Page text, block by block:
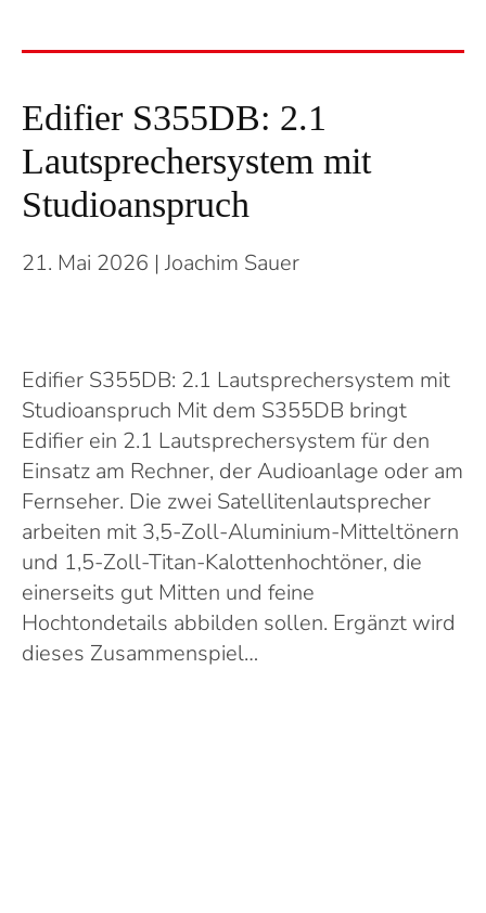
Edifier S355DB: 2.1
Lautsprechersystem mit
Studioanspruch
21. Mai 2026 | Joachim Sauer
Edifier S355DB: 2.1 Lautsprechersystem mit
Studioanspruch Mit dem S355DB bringt
Edifier ein 2.1 Lautsprechersystem für den
Einsatz am Rechner, der Audioanlage oder am
Fernseher. Die zwei Satellitenlautsprecher
arbeiten mit 3,5-Zoll-Aluminium-Mitteltönern
und 1,5-Zoll-Titan-Kalottenhochtöner, die
einerseits gut Mitten und feine
Hochtondetails abbilden sollen. Ergänzt wird
dieses Zusammenspiel…